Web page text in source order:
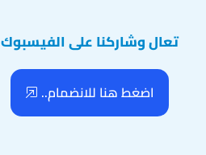
تعال وشاركنا على الفيسبوك
اضغط هنا للانضمام..